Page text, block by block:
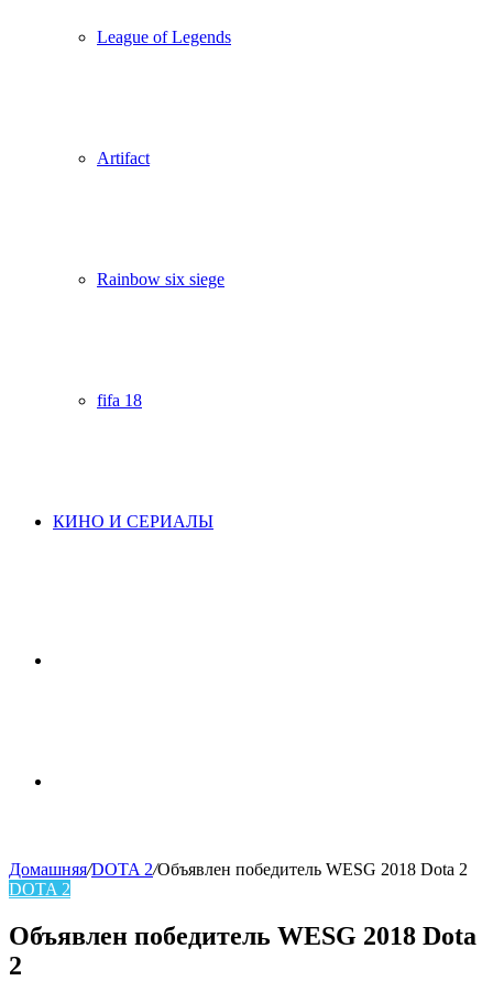
League of Legends
Artifact
Rainbow six siege
fifa 18
КИНО И СЕРИАЛЫ
skin
Домашняя/DOTA 2/Объявлен победитель WESG 2018 Dota 2
DOTA 2
Объявлен победитель WESG 2018 Dota
2